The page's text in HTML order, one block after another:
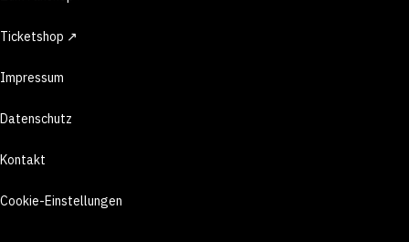
Ticketshop ↗
Impressum
Datenschutz
Kontakt
Cookie-Einstellungen